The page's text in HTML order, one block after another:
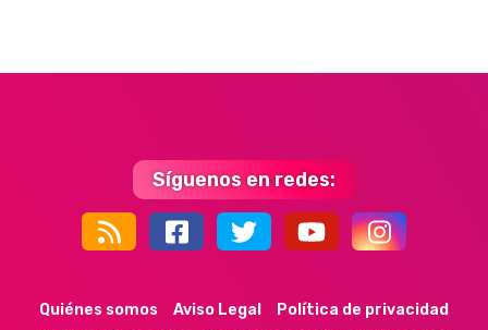
Síguenos en redes:
Quiénes somos Aviso Legal
Política de privacidad